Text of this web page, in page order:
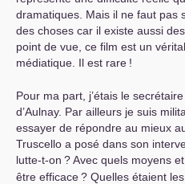
dramatiques. Mais il ne faut pas
des choses car il existe aussi
point de vue, ce film est un
médiatique. Il est rare !
Pour ma part, j’étais le
d’Aulnay. Par ailleurs je suis
essayer de répondre au mieux
Truscello a posé dans son
lutte-t-on ? Avec quels moyens
être efficace? Quelles étaient